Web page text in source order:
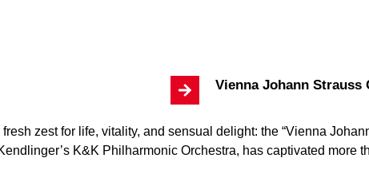
Vienna Johann
fresh zest for life, vitality, and sensual delight: the “Vienna
K&K Philharmonic Orchestra, has captivated more